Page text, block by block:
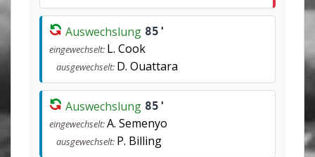
Auswechslung 85'
eingewechselt: L. Cook
ausgewechselt: D. Ouattara
Auswechslung 85'
eingewechselt:A. Semenyo
ausgewechselt: P. Billing